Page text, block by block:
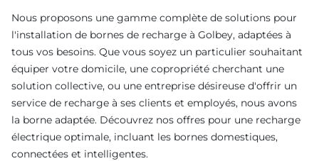
Nous proposons une gamme complète de solutions pour
l'installation de bornes de recharge à Golbey, adaptées à
tous vos besoins. Que vous soyez un particulier souhaitant
équiper votre domicile, une copropriété cherchant une
solution collective, ou une entreprise désireuse d'offrir un
service de recharge à ses clients et employés, nous avons
la borne adaptée. Découvrez nos offres pour une recharge
électrique optimale, incluant les bornes domestiques,
connectées et intelligentes.